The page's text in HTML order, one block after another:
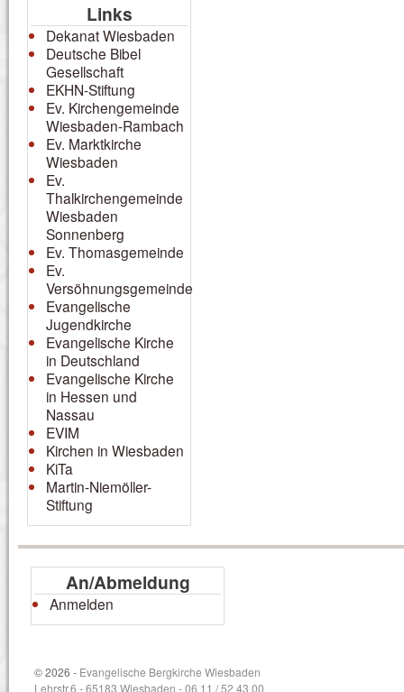
Links
Dekanat Wiesbaden
Deutsche Bibel
Gesellschaft
EKHN-Stiftung
Ev. Kirchengemeinde
Wiesbaden-Rambach
Ev. Marktkirche
Wiesbaden
Ev.
Thalkirchengemeinde
Wiesbaden
Sonnenberg
Ev. Thomasgemeinde
Ev.
Versöhnungsgemeinde
Evangelische
Jugendkirche
Evangelische Kirche
in Deutschland
Evangelische Kirche
in Hessen und
Nassau
EVIM
Kirchen in Wiesbaden
KiTa
Martin-Niemöller-
Stiftung
An/Abmeldung
Anmelden
© 2026 - Evangelische Bergkirche Wiesbaden
Lehrstr.6 - 65183 Wiesbaden - 06 11 / 52 43 00